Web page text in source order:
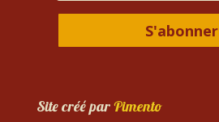
S'abonner
Site créé parPimento